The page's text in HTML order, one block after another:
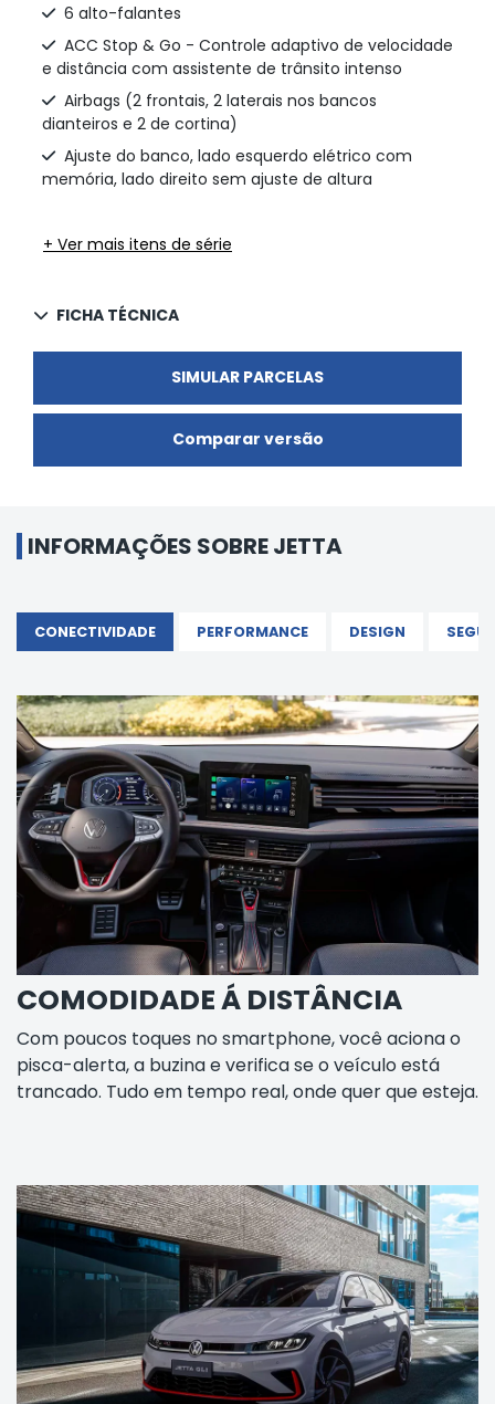
6 alto-falantes
ACC Stop & Go - Controle adaptivo de velocidade
e distância com assistente de trânsito intenso
Airbags (2 frontais, 2 laterais nos bancos
dianteiros e 2 de cortina)
Ajuste do banco, lado esquerdo elétrico com
memória, lado direito sem ajuste de altura
+ Ver mais itens de série
FICHA TÉCNICA
SIMULAR PARCELAS
Comparar versão
INFORMAÇÕES SOBRE JETTA
CONECTIVIDADE PERFORMANCE DESIGN
COMODIDADE Á DISTÂNCIA
Com poucos toques no smartphone, você aciona o
pisca-alerta, a buzina e verifica se o veículo está
trancado. Tudo em tempo real, onde quer que esteja.